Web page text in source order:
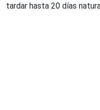
tardar hasta 20 días